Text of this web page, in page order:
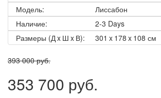
Модель:
Лиссабон
Наличие:
2-3 Days
Размеры (Д x Ш x В):
301 x 178 x 108 см
393 000 руб.
353 700 руб.